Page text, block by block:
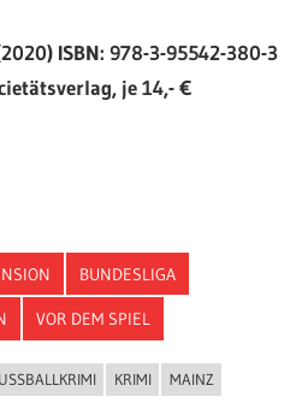
ISBN: 978-3-95542-380-3
je 14,- €
BUNDESLIGA
VOR DEM SPIEL
KRIMI
MAINZ